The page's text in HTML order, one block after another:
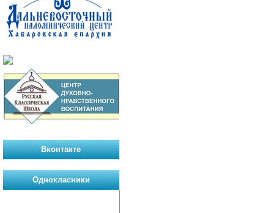
Вконтакте
Однокласники